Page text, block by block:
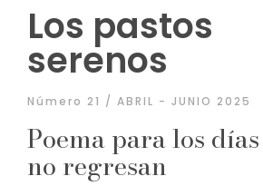
Los pastos
serenos
Número 21 / ABRIL - JUNIO 2025
Poema para los
no regresan